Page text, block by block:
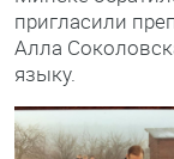
пригласили
Алла
языку.